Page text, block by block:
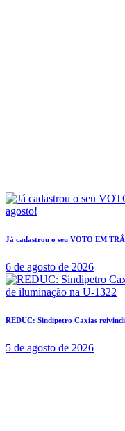
Já cadastrou o seu VOTO EM
6 de agosto de 2026
REDUC: Sindipetro Caxias
5 de agosto de 2026